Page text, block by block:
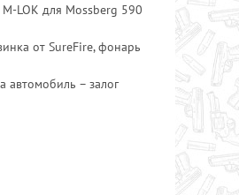
LOK для Mossberg 590
от SureFire, фонарь
автомобиль – залог